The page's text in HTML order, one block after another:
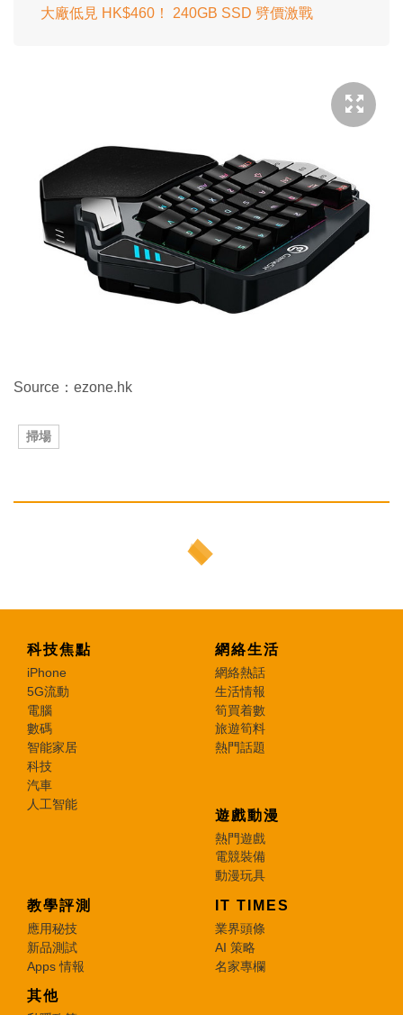
大廠低見 HK$460！ 240GB SSD 劈價激戰
Source：ezone.hk
掃場
科技焦點
iPhone
5G流動
電腦
數碼
智能家居
科技
汽車
人工智能
網絡生活
網絡熱話
生活情報
筍買着數
旅遊筍料
熱門話題
遊戲動漫
熱門遊戲
電競裝備
動漫玩具
教學評測
應用秘技
新品測試
Apps 情報
IT TIMES
業界頭條
AI 策略
名家專欄
其他